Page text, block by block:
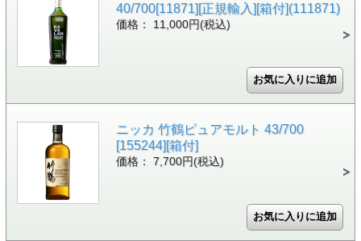
40/700[11871][正規輸入][箱付](111871)
価格： 11,000円(税込)
ニッカ 竹鶴ピュアモルト 43/700
[155244][箱付]
価格： 7,700円(税込)